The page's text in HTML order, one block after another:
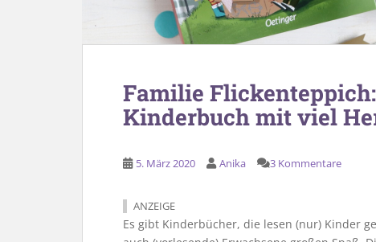
Familie
Kinderbuch mit viel
5. März 2020 Anika 3 Kommentare
ANZEIGE
Es gibt Kinderbücher, die lesen (nur) Kinder